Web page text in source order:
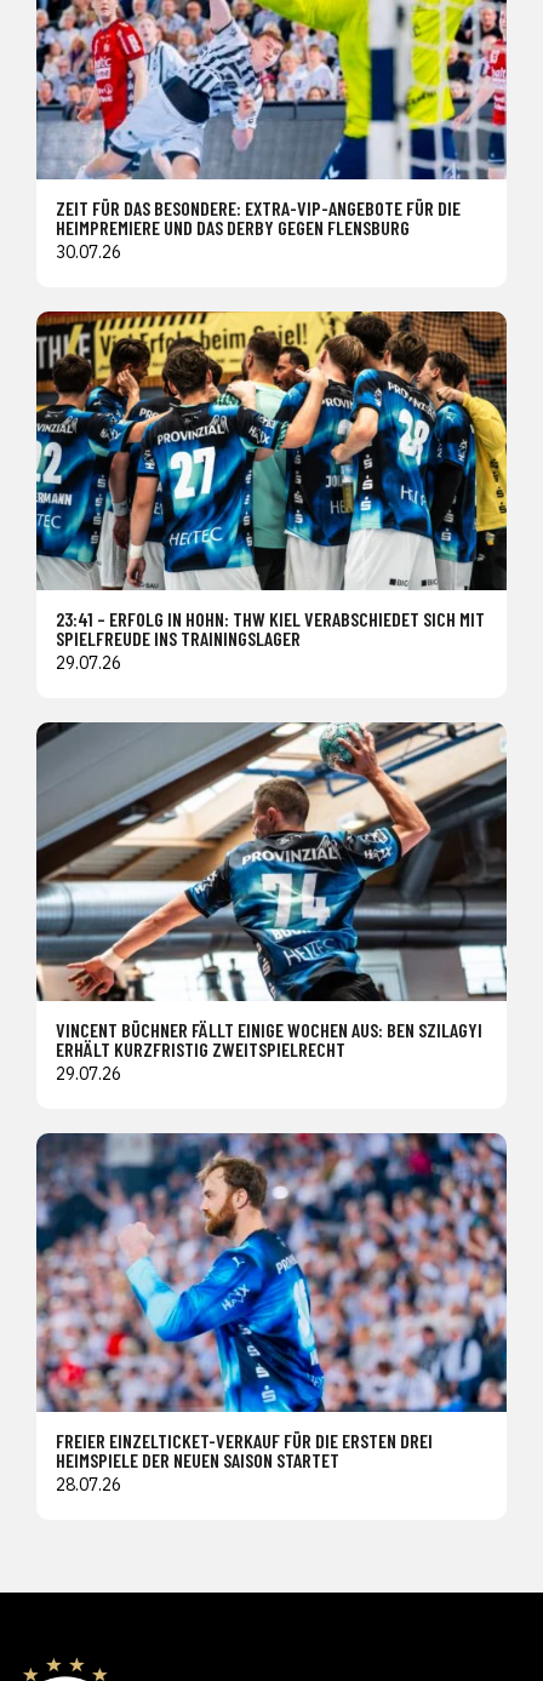
ZEIT FÜR DAS BESONDERE: EXTRA-VIP-ANGEBOTE FÜR DIE
HEIMPREMIERE UND DAS DERBY GEGEN FLENSBURG
30.07.26
23:41 – ERFOLG IN HOHN: THW KIEL VERABSCHIEDET SICH MIT
SPIELFREUDE INS TRAININGSLAGER
29.07.26
VINCENT BÜCHNER FÄLLT EINIGE WOCHEN AUS: BEN SZILAGYI
ERHÄLT KURZFRISTIG ZWEITSPIELRECHT
29.07.26
FREIER EINZELTICKET-VERKAUF FÜR DIE ERSTEN DREI
HEIMSPIELE DER NEUEN SAISON STARTET
28.07.26